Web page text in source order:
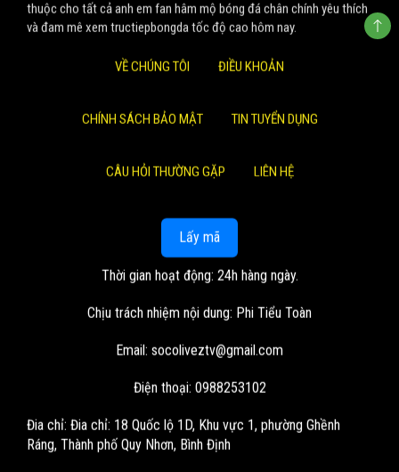
thuộc cho tất cả anh em fan hâm mộ bóng đá chân chính yêu thích
và đam mê xem tructiepbongda tốc độ cao hôm nay.
VỀ CHÚNG TÔI ĐIỀU KHOẢN
CHÍNH SÁCH BẢO MẬT TIN TUYỂN DỤNG
CÂU HỎI THƯỜNG GẶP LIÊN HỆ
Lấy mã
Thời gian hoạt động: 24h hàng ngày.
Chịu trách nhiệm nội dung: Phi Tiểu Toàn
Email: socoliveztv@gmail.com
Điện thoại: 0988253102
Đia chỉ: Đia chỉ: 18 Quốc lộ 1D, Khu vực 1, phường Ghềnh
Ráng, Thành phố Quy Nhơn, Bình Định